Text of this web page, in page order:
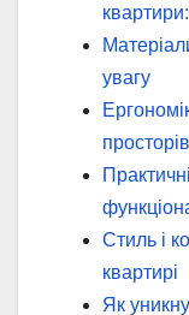
увагу
просторів
Стиль і
квартирі
Як